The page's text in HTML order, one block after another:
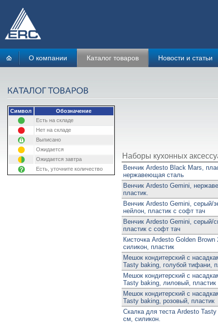
О компании Каталог товаров Новости и статьи
Символ
Обозначение
Есть на складе
Нет на складе
Выписано
Ожидается
Ожидается завтра
Есть, уточните количество
Наборы кухонных
Венчик Ardesto Black Mars,
нержавеющая сталь
Венчик Ardesto Gemini,
пластик.
Венчик Ardesto Gemini, серый/
нейлон, пластик с софт тач
Венчик Ardesto Gemini, серый/
пластик с софт тач
Кисточка Ardesto Golden Brown
силикон, пластик
Мешок кондитерский с
Tasty baking, голубой тифани,
Мешок кондитерский с
Tasty baking, лиловый, пластик
Мешок кондитерский с
Tasty baking, розовый, пластик
Скалка для теста Ardesto
см, силикон.